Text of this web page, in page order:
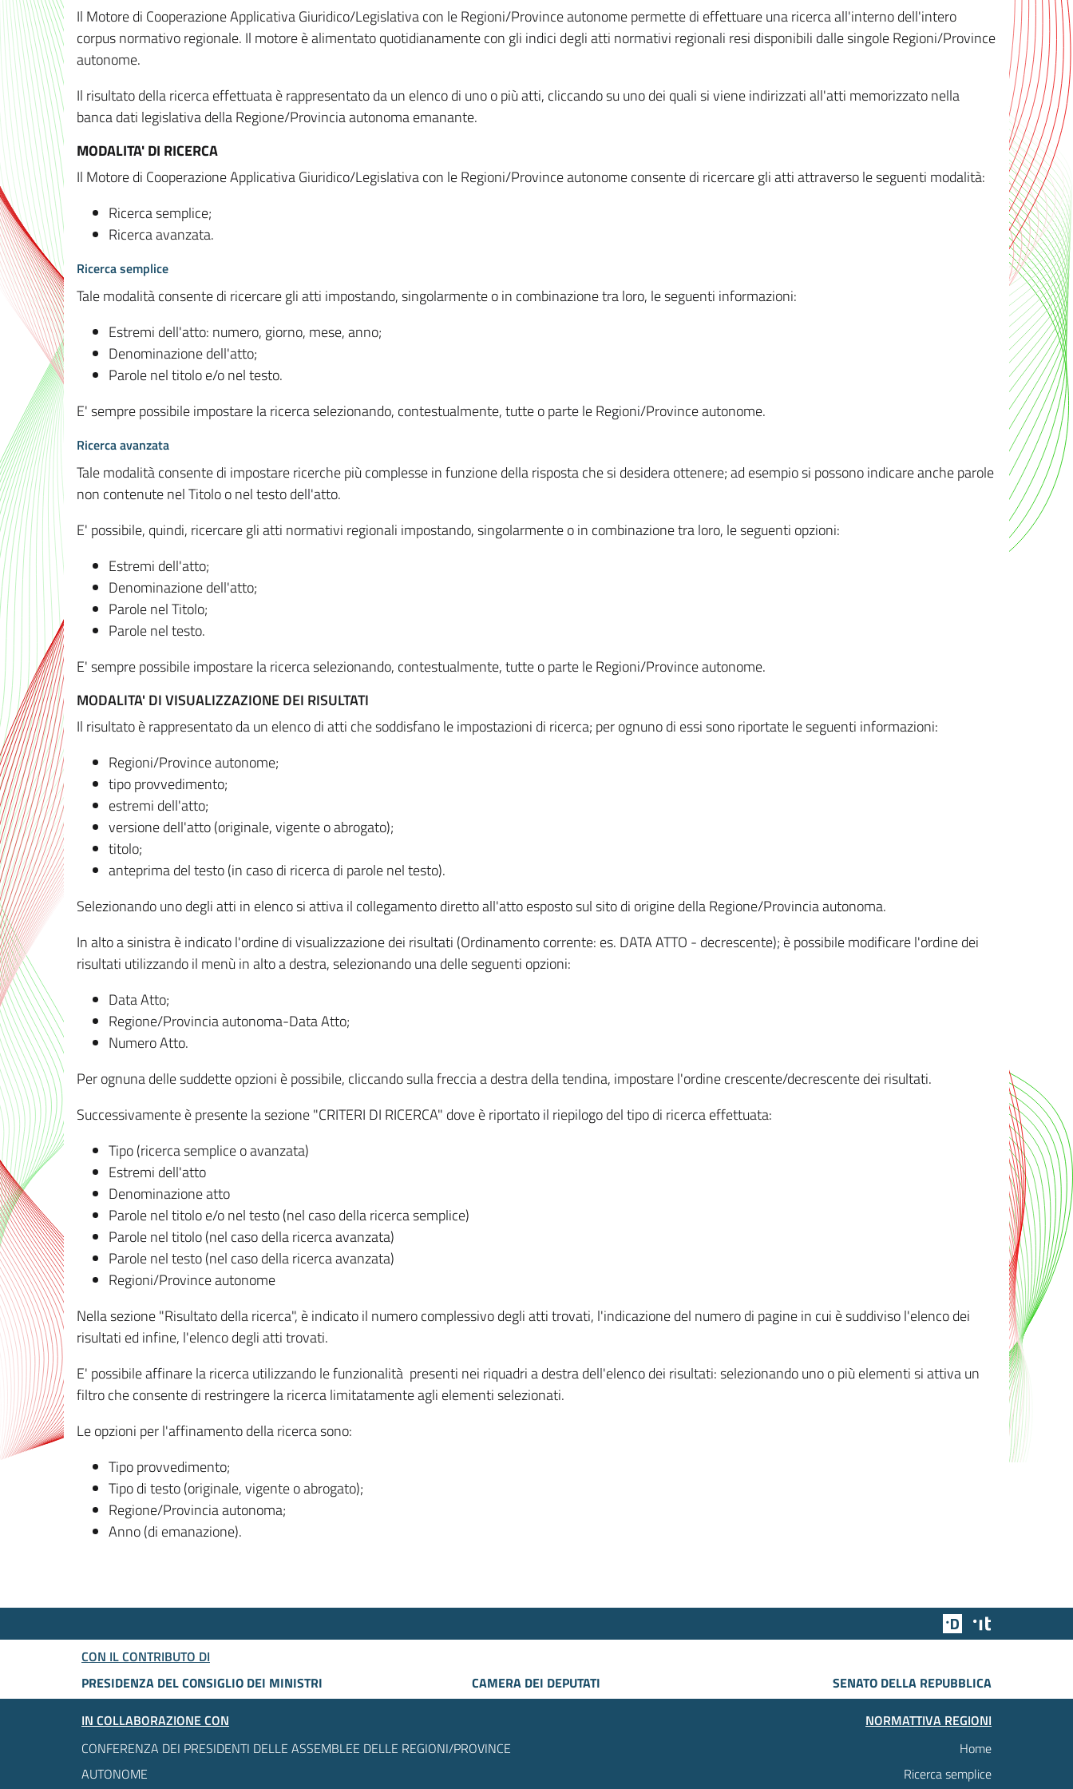
Il Motore di Cooperazione Applicativa Giuridico/Legislativa con le Regioni/Province autonome permette di effettuare una ricerca all'interno dell'intero
corpus normativo regionale. Il motore è alimentato quotidianamente con gli indici degli atti normativi regionali resi disponibili dalle singole Regioni/Province
autonome.
Il risultato della ricerca effettuata è rappresentato da un elenco di uno o più atti, cliccando su uno dei quali si viene indirizzati all'atti memorizzato nella
banca dati legislativa della Regione/Provincia autonoma emanante.
MODALITA' DI RICERCA
Il Motore di Cooperazione Applicativa Giuridico/Legislativa con le Regioni/Province autonome consente di ricercare gli atti attraverso le seguenti modalità:
Ricerca semplice;
Ricerca avanzata.
Ricerca semplice
Tale modalità consente di ricercare gli atti impostando, singolarmente o in combinazione tra loro, le seguenti informazioni:
Estremi dell'atto: numero, giorno, mese, anno;
Denominazione dell'atto;
Parole nel titolo e/o nel testo.
E' sempre possibile impostare la ricerca selezionando, contestualmente, tutte o parte le Regioni/Province autonome.
Ricerca avanzata
Tale modalità consente di impostare ricerche più complesse in funzione della risposta che si desidera ottenere; ad esempio si possono indicare anche parole
non contenute nel Titolo o nel testo dell'atto.
E' possibile, quindi, ricercare gli atti normativi regionali impostando, singolarmente o in combinazione tra loro, le seguenti opzioni:
Estremi dell'atto;
Denominazione dell'atto;
Parole nel Titolo;
Parole nel testo.
E' sempre possibile impostare la ricerca selezionando, contestualmente, tutte o parte le Regioni/Province autonome.
MODALITA' DI VISUALIZZAZIONE DEI RISULTATI
Il risultato è rappresentato da un elenco di atti che soddisfano le impostazioni di ricerca; per ognuno di essi sono riportate le seguenti informazioni:
Regioni/Province autonome;
tipo provvedimento;
estremi dell'atto;
versione dell'atto (originale, vigente o abrogato);
titolo;
anteprima del testo (in caso di ricerca di parole nel testo).
Selezionando uno degli atti in elenco si attiva il collegamento diretto all'atto esposto sul sito di origine della Regione/Provincia autonoma.
In alto a sinistra è indicato l'ordine di visualizzazione dei risultati (Ordinamento corrente: es. DATA ATTO - decrescente); è possibile modificare l'ordine dei
risultati utilizzando il menù in alto a destra, selezionando una delle seguenti opzioni:
Data Atto;
Regione/Provincia autonoma-Data Atto;
Numero Atto.
Per ognuna delle suddette opzioni è possibile, cliccando sulla freccia a destra della tendina, impostare l'ordine crescente/decrescente dei risultati.
Successivamente è presente la sezione "CRITERI DI RICERCA" dove è riportato il riepilogo del tipo di ricerca effettuata:
Tipo (ricerca semplice o avanzata)
Estremi dell'atto
Denominazione atto
Parole nel titolo e/o nel testo (nel caso della ricerca semplice)
Parole nel titolo (nel caso della ricerca avanzata)
Parole nel testo (nel caso della ricerca avanzata)
Regioni/Province autonome
Nella sezione "Risultato della ricerca", è indicato il numero complessivo degli atti trovati, l'indicazione del numero di pagine in cui è suddiviso l'elenco dei
risultati ed infine, l'elenco degli atti trovati.
E' possibile affinare la ricerca utilizzando le funzionalità presenti nei riquadri a destra dell'elenco dei risultati: selezionando uno o più elementi si attiva un
filtro che consente di restringere la ricerca limitatamente agli elementi selezionati.
Le opzioni per l'affinamento della ricerca sono:
Tipo provvedimento;
Tipo di testo (originale, vigente o abrogato);
Regione/Provincia autonoma;
Anno (di emanazione).
Team Digitale
CON IL CONTRIBUTO DI
PRESIDENZA DEL CONSIGLIO DEI MINISTRI
CAMERA DEI DEPUTATI
SENATO DELLA REPUBBLICA
IN COLLABORAZIONE CON
CONFERENZA DEI PRESIDENTI DELLE ASSEMBLEE DELLE REGIONI/PROVINCE
AUTONOME
NORMATTIVA REGIONI
Home
Ricerca semplice